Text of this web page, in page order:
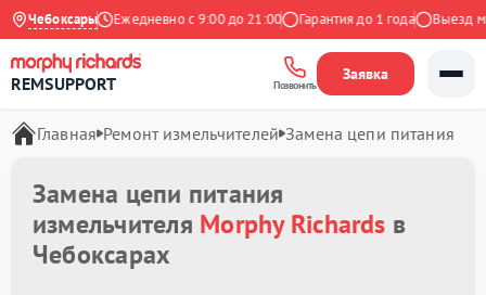
Чебоксары
на Яндекс Ежедневно с 9:00 до 21:00 Гарантия до 1 года Выезд
REMSUPPORT Позвонить
Заявка
Главная Ремонт измельчителей Замена цепи питания
Замена цепи питания
измельчителя Morphy Richards в
Чебоксарах